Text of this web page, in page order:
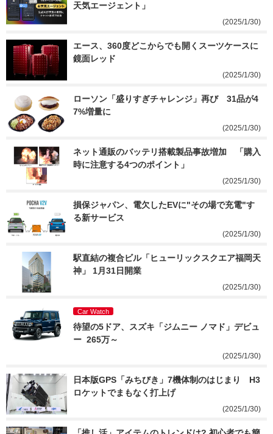
天気エージェント」
(2025/1/30)
エース、360度どこからでも開くスーツケースに
鏡面レッド
(2025/1/30)
ローソン「盛りすぎチャレンジ」再び　31品が4
7%増量に
(2025/1/30)
ネット通販のバッテリ搭載製品事故増加　「購入
時に注意する4つのポイント」
(2025/1/30)
損保ジャパン、電欠したEVに"その場で充電"す
る新サービス
(2025/1/30)
駅直結の複合ビル「ヒューリックスクエア福岡天
神」 1月31日開業
(2025/1/30)
Car Watch
待望の5ドア、スズキ「ジムニー ノマド」デビュ
ー  265万～
(2025/1/30)
日本版GPS「みちびき」7機体制のはじまり　H3
ロケットでまもなく打上げ
(2025/1/30)